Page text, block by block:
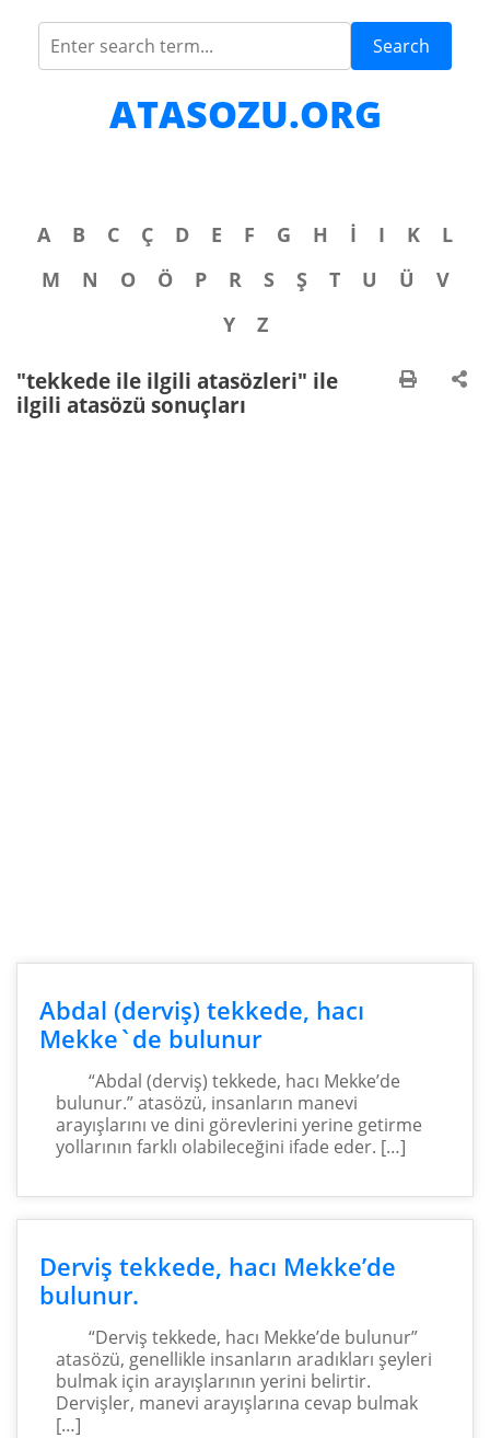
Search
ATASOZU.ORG
A B C Ç D E F G H İ I K
L
M
N O Ö P R S Ş T U Ü
V
Y
Z
"tekkede ile ilgili atasözleri" ile
ilgili atasözü sonuçları
Abdal (derviş) tekkede, hacı
Mekke`de bulunur
“Abdal (derviş) tekkede, hacı Mekke’de
bulunur.” atasözü, insanların manevi
arayışlarını ve dini görevlerini yerine getirme
yollarının farklı olabileceğini ifade eder. […]
Derviş tekkede, hacı Mekke’de
bulunur.
“Derviş tekkede, hacı Mekke’de bulunur”
atasözü, genellikle insanların aradıkları şeyleri
bulmak için arayışlarının yerini belirtir.
Dervişler, manevi arayışlarına cevap bulmak
[…]